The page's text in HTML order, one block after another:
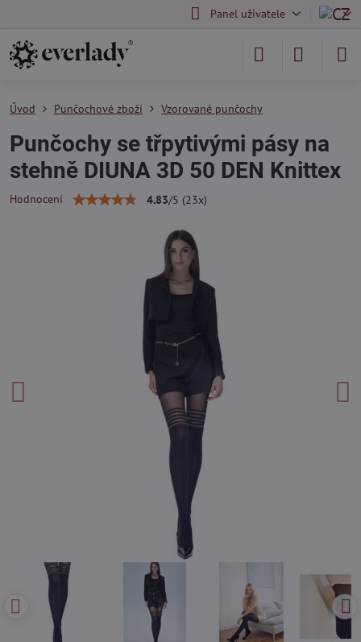
Panel uživatele
Úvod Punčochové zboží Vzorované punčochy
Punčochy se třpytivými pásy na
stehně DIUNA 3D 50 DEN Knittex
Hodnocení 4.83/5 (23x)